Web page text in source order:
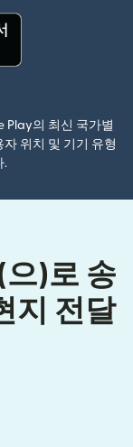
Play의 최신 국가별
위치 및 기기 유형
.
)로 송
지 전달